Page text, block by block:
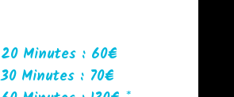
20 Minutes : 60€
30 Minutes : 70€